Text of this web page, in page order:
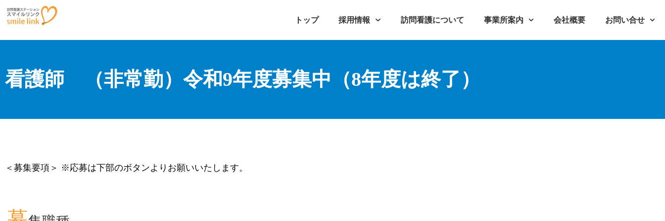
トップ 採用情報 訪問看護について 事業所案内 会社概要 お問い合せ
看護師 （非常勤）令和9年度募集中（8年度は終了）
＜募集要項＞ ※応募は下部のボタンよりお願いいたします。